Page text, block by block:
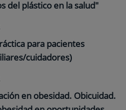
del plástico en la salud"
para pacientes
cuidadores)
en obesidad. Obicuidad.